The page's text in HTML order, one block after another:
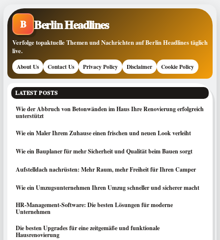
B Berlin Headlines
Verfolge topaktuelle Themen und Nachrichten auf Berlin Headlines täglich
live.
About Us Contact Us Privacy Policy Disclaimer Cookie Policy
LATEST POSTS
Wie der Abbruch von Betonwänden im Haus Ihre Renovierung erfolgreich
unterstützt
Wie ein Maler Ihrem Zuhause einen frischen und neuen Look verleiht
Wie ein Bauplaner für mehr Sicherheit und Qualität beim Bauen sorgt
Aufstelldach nachrüsten: Mehr Raum, mehr Freiheit für Ihren Camper
Wie ein Umzugsunternehmen Ihren Umzug schneller und sicherer macht
HR-Management-Software: Die besten Lösungen für moderne
Unternehmen
Die besten Upgrades für eine zeitgemäße und funktionale
Hausrenovierung